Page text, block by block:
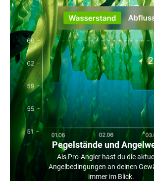
Pegelstände und
Als Pro-Angler hast du die
Angelbedingungen an deinen
immer im Blick.